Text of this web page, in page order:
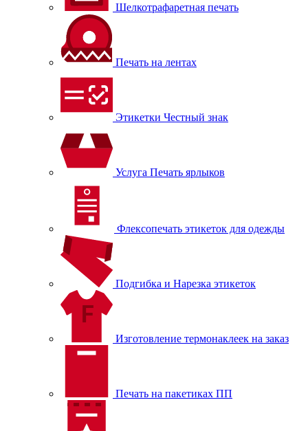
Шелкотрафаретная печать
Печать на лентах
Этикетки Честный знак
Услуга Печать ярлыков
Флексопечать этикеток для одежды
Подгибка и Нарезка этикеток
Изготовление термонаклеек на заказ
Печать на пакетиках ПП